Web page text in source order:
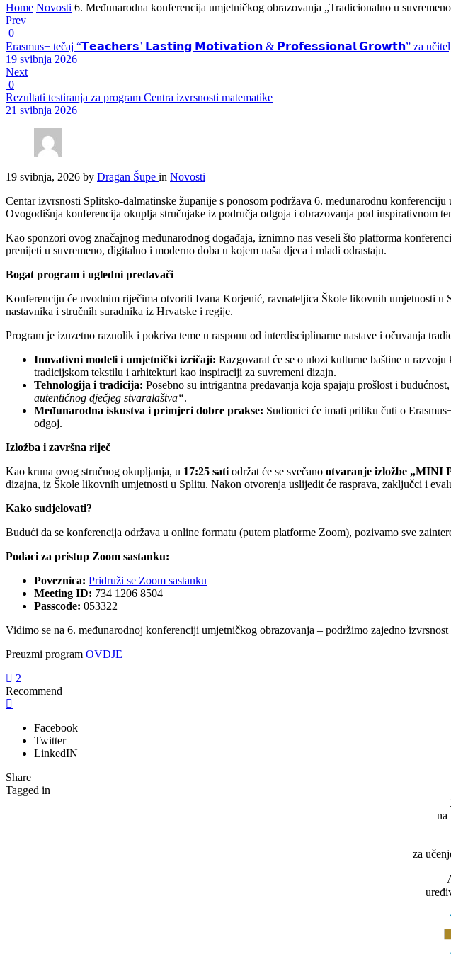
Home Novosti 6. Međunarodna konferencija umjetničkog obrazovanja „Tradicionalno u
Prev
0
Erasmus+ tečaj “𝗧𝗲𝗮𝗰𝗵𝗲𝗿𝘀’ 𝗟𝗮𝘀𝘁𝗶𝗻𝗴 𝗠𝗼𝘁𝗶𝘃𝗮𝘁𝗶𝗼𝗻 & 𝗣𝗿𝗼𝗳𝗲𝘀𝘀𝗶𝗼𝗻𝗮𝗹 𝗚𝗿𝗼𝘄𝘁𝗵” za učitelje,
19 svibnja 2026
Next
0
Rezultati testiranja za program Centra izvrsnosti matematike
21 svibnja 2026
19 svibnja, 2026 by Dragan Šupe in Novosti
Centar izvrsnosti Splitsko-dalmatinske županije s ponosom podržava 6. međunarodnu
Ovogodišnja konferencija okuplja stručnjake iz područja odgoja i obrazovanja pod inspirativnom
Kao sponzori ovog značajnog međunarodnog događaja, iznimno nas veseli što platforma
prenijeti u suvremeno, digitalno i moderno doba u kojem naša djeca i mladi odrastaju.
Bogat program i ugledni predavači
Konferenciju će uvodnim riječima otvoriti Ivana Korjenić, ravnateljica Škole likovnih umjetnosti u
nastavnika i stručnih suradnika iz Hrvatske i regije.
Program je izuzetno raznolik i pokriva teme u rasponu od interdisciplinarne nastave i očuvanja
Inovativni modeli i umjetnički izričaji: Razgovarat će se o ulozi kulturne baštine u
tradicijskom tekstilu i arhitekturi kao inspiraciji za suvremeni dizajn.
Tehnologija i tradicija: Posebno su intrigantna predavanja koja spajaju prošlost i
autentičnog dječjeg stvaralaštva“.
Međunarodna iskustva i primjeri dobre prakse: Sudionici će imati priliku čuti o
odgoj.
Izložba i završna riječ
Kao kruna ovog stručnog okupljanja, u 17:25 sati održat će se svečano otvaranje izložbe „MINI
dizajna, iz Škole likovnih umjetnosti u Splitu. Nakon otvorenja uslijedit će rasprava, zaključci i
Kako sudjelovati?
Budući da se konferencija održava u online formatu (putem platforme Zoom), pozivamo sve
Podaci za pristup Zoom sastanku:
Poveznica: Pridruži se Zoom sastanku
Meeting ID: 734 1206 8504
Passcode: 053322
Vidimo se na 6. međunarodnoj konferenciji umjetničkog obrazovanja – podržimo zajedno
Preuzmi program OVDJE
2
Recommend
Facebook
Twitter
LinkedIN
Share
Tagged in
na
za